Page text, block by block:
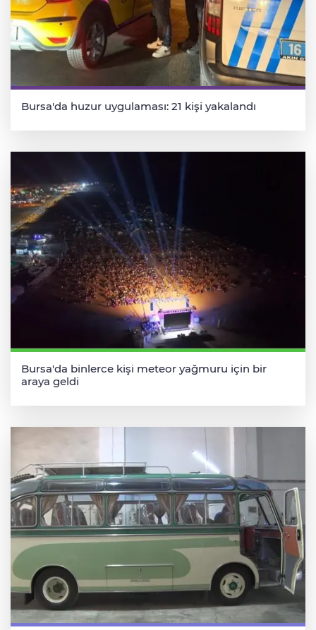
Bursa'da huzur uygulaması: 21 kişi yakalandı
Bursa'da binlerce kişi meteor yağmuru için bir
araya geldi